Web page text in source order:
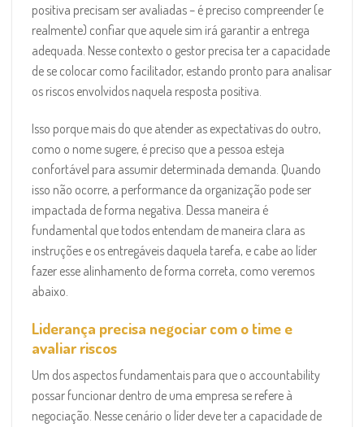
positiva precisam ser avaliadas – é preciso compreender (e
realmente) confiar que aquele sim irá garantir a entrega
adequada. Nesse contexto o gestor precisa ter a capacidade
de se colocar como facilitador, estando pronto para analisar
os riscos envolvidos naquela resposta positiva.
Isso porque mais do que atender as expectativas do outro,
como o nome sugere, é preciso que a pessoa esteja
confortável para assumir determinada demanda. Quando
isso não ocorre, a performance da organização pode ser
impactada de forma negativa. Dessa maneira é
fundamental que todos entendam de maneira clara as
instruções e os entregáveis daquela tarefa, e cabe ao líder
fazer esse alinhamento de forma correta, como veremos
abaixo.
Liderança precisa negociar com o time e
avaliar riscos
Um dos aspectos fundamentais para que o accountability
possar funcionar dentro de uma empresa se refere à
negociação. Nesse cenário o líder deve ter a capacidade de